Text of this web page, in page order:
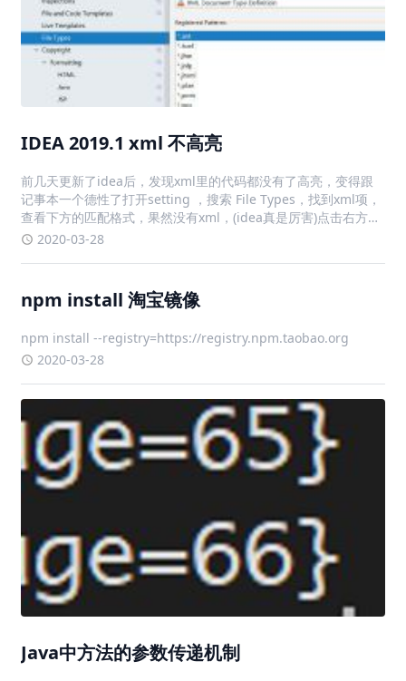
IDEA 2019.1 xml 不高亮
前几天更新了idea后，发现xml里的代码都没有了高亮，变得跟
记事本一个德性了打开setting ，搜索 File Types，找到xml项，
查看下方的匹配格式，果然没有xml，(idea真是厉害)点击右方的
+，输入*.xml，点击ok，解决问题
2020-03-28
npm install 淘宝镜像
npm install --registry=https://registry.npm.taobao.org
2020-03-28
Java中方法的参数传递机制